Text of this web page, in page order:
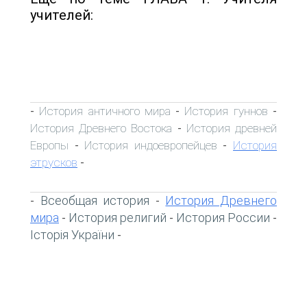
учителей:
- История античного мира - История гуннов -
История Древнего Востока - История древней
Европы - История индоевропейцев - История
этрусков -
- Всеобщая история - История Древнего
мира - История религий - История России -
Історія України -